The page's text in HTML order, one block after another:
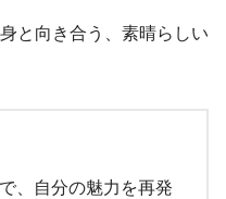
と向き合う、素晴らしい
、自分の魅力を再発